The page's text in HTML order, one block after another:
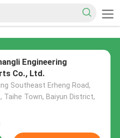
Engineering
Co., Ltd.
Southeast Erheng Road,
Taihe Town, Baiyun District,